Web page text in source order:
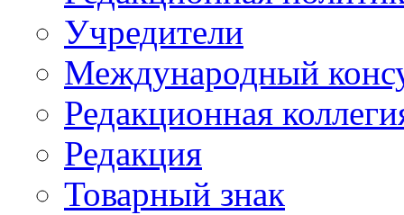
Учредители
Международный
Редакционная
Редакция
Товарный знак